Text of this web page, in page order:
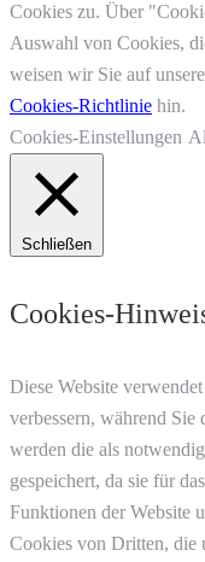
Cookies zu. Über
Auswahl von Cookies,
weisen wir Sie auf unsere
Cookies-Richtlinie hin.
Cookies-Einstellungen
Schließen
Cookies-
Diese Website
verbessern, während Sie
werden die als
gespeichert, da sie für
Funktionen der Website
Cookies von Dritten, die